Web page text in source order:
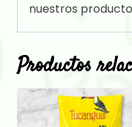
nuestros
Productos